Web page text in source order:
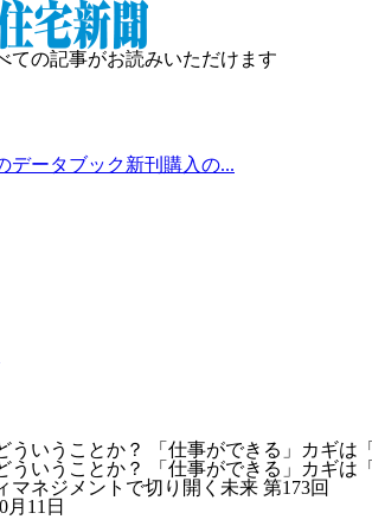
ての記事がお読みいただけます
データブック新刊購入の...
ういうことか？ 「仕事ができる」カギは
ういうことか？ 「仕事ができる」カギは
マネジメントで切り開く未来 第173回
月11日